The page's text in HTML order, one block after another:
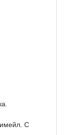
имейл. С